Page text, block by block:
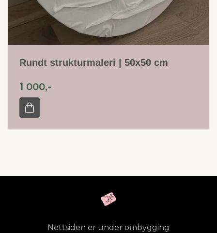
Rundt strukturmaleri | 50x50 cm
1 000,-
Nettsiden er under ombygging